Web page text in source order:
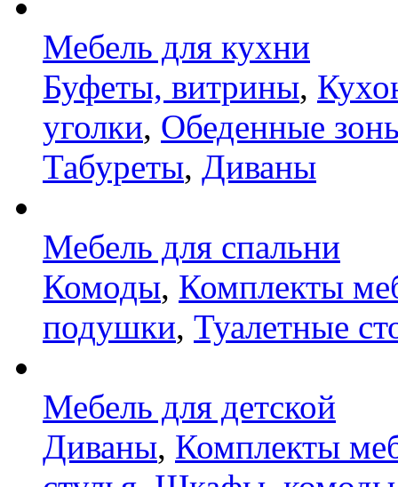
Мебель для кухни
Буфеты, витрины,
уголки, Обеденные
Табуреты, Диваны
Мебель для спальни
Комоды, Комплекты
подушки, Туалетные
Мебель для детской
Диваны, Комплекты